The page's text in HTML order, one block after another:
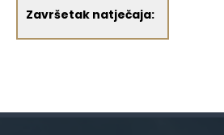
Završetak natječaja: